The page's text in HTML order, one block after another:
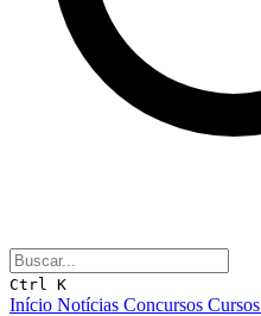
Ctrl K
Início Notícias Concursos Cursos